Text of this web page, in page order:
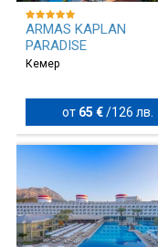
ARMAS KAPLAN
PARADISE
Кемер
от 65 € / 126 лв.